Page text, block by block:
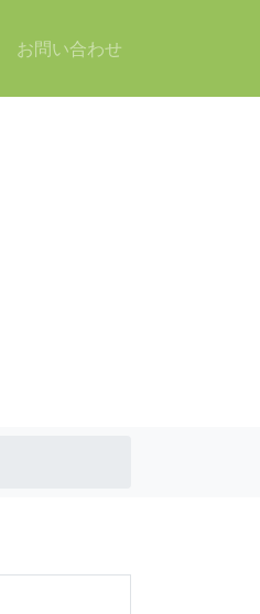
お問い合わせ